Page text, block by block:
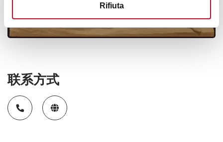
Rifiuta
联系方式